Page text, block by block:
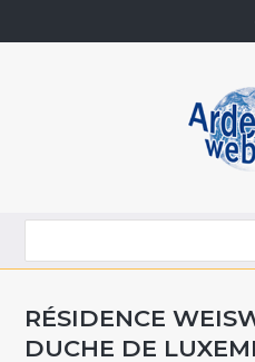
RÉSIDENCE
DUCHE DE